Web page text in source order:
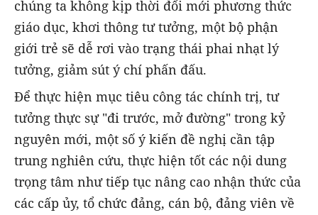
chúng ta không kịp thời đổi mới phương thức
giáo dục, khơi thông tư tưởng, một bộ phận
giới trẻ sẽ dễ rơi vào trạng thái phai nhạt lý
tưởng, giảm sút ý chí phấn đấu.
Để thực hiện mục tiêu công tác chính trị, tư
tưởng thực sự "đi trước, mở đường" trong kỷ
nguyên mới, một số ý kiến đề nghị cần tập
trung nghiên cứu, thực hiện tốt các nội dung
trọng tâm như tiếp tục nâng cao nhận thức của
các cấp ủy, tổ chức đảng, cán bộ, đảng viên về